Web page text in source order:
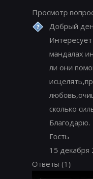
Просмотр
Добрый
мандалах
ли они
сколько
Благодарю.
Гость
15 декабря
Ответы (1)